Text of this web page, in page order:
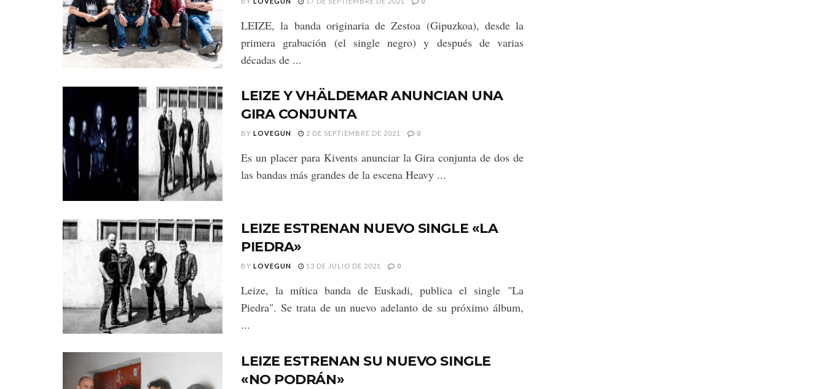
LEIZE, la banda originaria de Zestoa (Gipuzkoa), desde la
primera grabación (el single negro) y después de varias
décadas de ...
LEIZE Y VHÄLDEMAR ANUNCIAN UNA
GIRA CONJUNTA
BY LOVEGUN 2 DE SEPTIEMBRE DE 2021 0
Es un placer para Kivents anunciar la Gira conjunta de dos de
las bandas más grandes de la escena Heavy ...
LEIZE ESTRENAN NUEVO SINGLE «LA
PIEDRA»
BY LOVEGUN 13 DE JULIO DE 2021 0
Leize, la mítica banda de Euskadi, publica el single "La
Piedra". Se trata de un nuevo adelanto de su próximo álbum,
...
LEIZE ESTRENAN SU NUEVO SINGLE
«NO PODRÁN»